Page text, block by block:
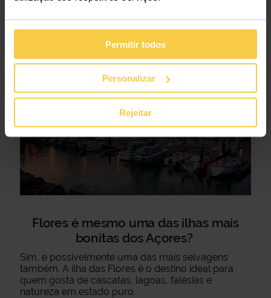
Permitir todos
Personalizar
Rejeitar
Flores é mesmo uma das ilhas mais
bonitas dos Açores?
Sim, e possivelmente uma das mais selvagens
também. A ilha das Flores é o destino ideal para
quem gosta de cascatas, lagoas, falésias e
natureza em estado puro.